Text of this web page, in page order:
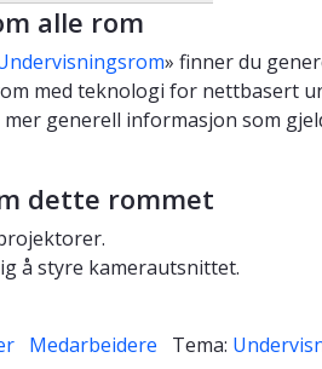
alle rom
» finner du
med teknologi for nettbasert
mer generell informasjon som
dette rommet
å styre kamerautsnittet.
Medarbeidere Tema: